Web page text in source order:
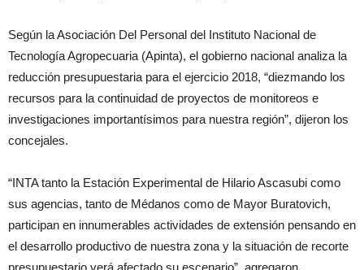
Según la Asociación Del Personal del Instituto Nacional de
Tecnología Agropecuaria (Apinta), el gobierno nacional analiza la
reducción presupuestaria para el ejercicio 2018, “diezmando los
recursos para la continuidad de proyectos de monitoreos e
investigaciones importantísimos para nuestra región”, dijeron los
concejales.
“INTA tanto la Estación Experimental de Hilario Ascasubi como
sus agencias, tanto de Médanos como de Mayor Buratovich,
participan en innumerables actividades de extensión pensando en
el desarrollo productivo de nuestra zona y la situación de recorte
presupuestario verá afectado su escenario”, agregaron.